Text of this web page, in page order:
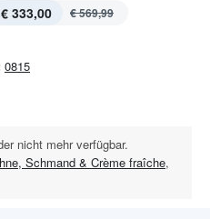
€ 333,00 € 569,99
0815
nicht mehr verfügbar.
Schmand & Crème fraîche,